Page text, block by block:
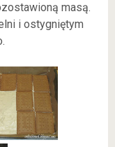
masą.
i ostygniętym